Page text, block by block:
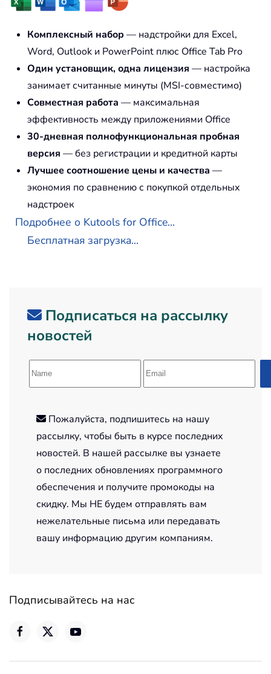
Комплексный набор — надстройки для Excel,
Word, Outlook и PowerPoint плюс Office Tab Pro
Один установщик, одна лицензия — настройка
занимает считанные минуты (MSI-совместимо)
Совместная работа — максимальная
эффективность между приложениями Office
30-дневная полнофункциональная пробная
версия — без регистрации и кредитной карты
Лучшее соотношение цены и качества —
экономия по сравнению с покупкой отдельных
надстроек
Подробнее о Kutools for Office...
Бесплатная загрузка...
Подписаться на рассылку
новостей
Пожалуйста, подпишитесь на нашу
рассылку, чтобы быть в курсе последних
новостей. В нашей рассылке вы узнаете
о последних обновлениях программного
обеспечения и получите промокоды на
скидку. Мы НЕ будем отправлять вам
нежелательные письма или передавать
вашу информацию другим компаниям.
Подписывайтесь на нас